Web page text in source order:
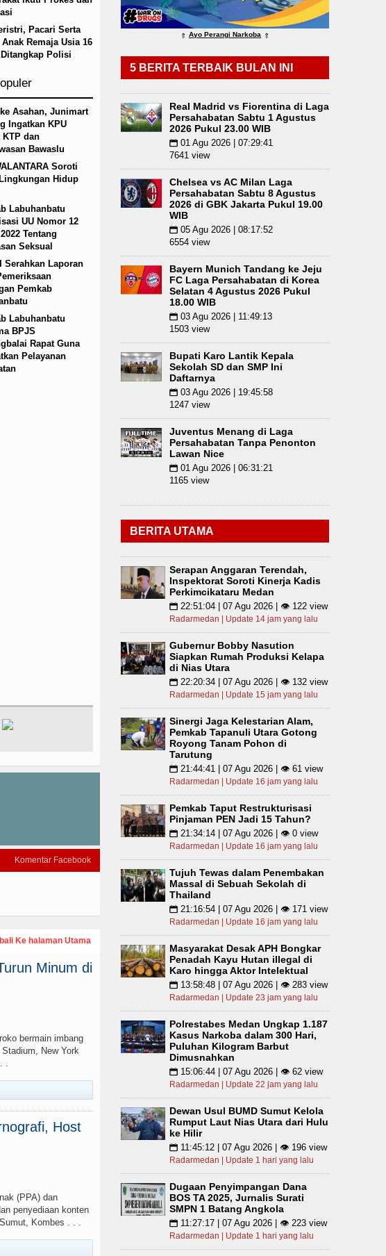
9 Agustus 2026 Pukul 18.00 WIB Serapan Anggaran
Tanam Pohon di Tarutung
Pacari Serta
Remaja Usia 16
Polisi
ke Asahan, Junimart
Ingatkan KPU
KTP dan
Bawaslu
Soroti
Hidup
Labuhanbatu
UU Nomor 12
Tentang
Seksual
Serahkan Laporan
Pemkab
Labuhanbatu
BPJS
Rapat Guna
Pelayanan
Komentar Facebook
Ke halaman Utama
Minum di
bermain imbang
New York
.
Host
(PPA) dan
penyediaan konten
Kombes . . .
⇑ Ayo Perangi Narkoba ⇑
5 BERITA TERBAIK BULAN INI
Real Madrid vs Fiorentina di Laga
Persahabatan Sabtu 1 Agustus
2026 Pukul 23.00 WIB
📅 01 Agu 2026 | 07:29:41
7641 view
Chelsea vs AC Milan Laga
Persahabatan Sabtu 8 Agustus
2026 di GBK Jakarta Pukul 19.00
WIB
📅 05 Agu 2026 | 08:17:52
6554 view
Bayern Munich Tandang ke Jeju
FC Laga Persahabatan di Korea
Selatan 4 Agustus 2026 Pukul
18.00 WIB
📅 03 Agu 2026 | 11:49:13
1503 view
Bupati Karo Lantik Kepala
Sekolah SD dan SMP Ini
Daftarnya
📅 03 Agu 2026 | 19:45:58
1247 view
Juventus Menang di Laga
Persahabatan Tanpa Penonton
Lawan Nice
📅 01 Agu 2026 | 06:31:21
1165 view
BERITA UTAMA
Serapan Anggaran Terendah,
Inspektorat Soroti Kinerja Kadis
Perkimcikataru Medan
📅 22:51:04 | 07 Agu 2026 | 👁 122 view
Radarmedan | Update 14 jam yang lalu
Gubernur Bobby Nasution
Siapkan Rumah Produksi Kelapa
di Nias Utara
📅 22:20:34 | 07 Agu 2026 | 👁 132 view
Radarmedan | Update 15 jam yang lalu
Sinergi Jaga Kelestarian Alam,
Pemkab Tapanuli Utara Gotong
Royong Tanam Pohon di
Tarutung
📅 21:44:41 | 07 Agu 2026 | 👁 61 view
Radarmedan | Update 16 jam yang lalu
Pemkab Taput Restrukturisasi
Pinjaman PEN Jadi 15 Tahun?
📅 21:34:14 | 07 Agu 2026 | 👁 0 view
Radarmedan | Update 16 jam yang lalu
Tujuh Tewas dalam Penembakan
Massal di Sebuah Sekolah di
Thailand
📅 21:16:54 | 07 Agu 2026 | 👁 171 view
Radarmedan | Update 16 jam yang lalu
Masyarakat Desak APH Bongkar
Penadah Kayu Hutan illegal di
Karo hingga Aktor Intelektual
📅 13:58:48 | 07 Agu 2026 | 👁 283 view
Radarmedan | Update 23 jam yang lalu
Polrestabes Medan Ungkap 1.187
Kasus Narkoba dalam 300 Hari,
Puluhan Kilogram Barbut
Dimusnahkan
📅 15:06:44 | 07 Agu 2026 | 👁 62 view
Radarmedan | Update 22 jam yang lalu
Dewan Usul BUMD Sumut Kelola
Rumput Laut Nias Utara dari Hulu
ke Hilir
📅 11:45:12 | 07 Agu 2026 | 👁 196 view
Radarmedan | Update 1 hari yang lalu
Dugaan Penyimpangan Dana
BOS TA 2025, Jurnalis Surati
SMPN 1 Batang Angkola
📅 11:27:17 | 07 Agu 2026 | 👁 223 view
Radarmedan | Update 1 hari yang lalu